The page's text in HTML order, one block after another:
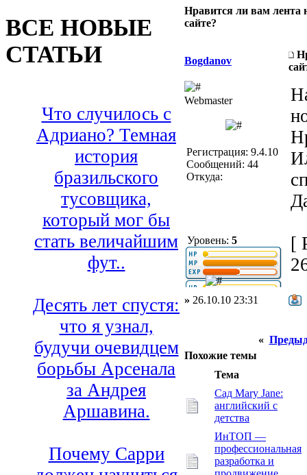
ВСЕ НОВЫЕ
СТАТЬИ
Что случилось с
Адриано? Темная
история
бразильского
тусовщика,
который мог бы
стать величайшим
фут..
Десять лет спустя:
что я узнал,
будучи очевидцем
борьбы Арсенала
за Андрея
Аршавина.
Почему Сарри
Нравится ли вам лента
сайте?
Bogdanov
Webmaster
Регистрация: 9.4.10
Сообщений: 44
Откуда:
Уровень: 5
[
» 26.10.10 23:31
«
Похожие темы
Тема
Сад Mary Jane:
английский с
детства
ИнТОП —
профессиональная
разработка и